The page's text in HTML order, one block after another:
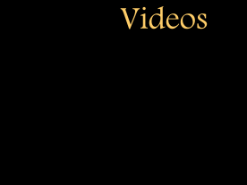
Videos